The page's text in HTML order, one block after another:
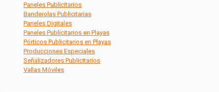
Paneles Publicitarios
Banderolas Publicitarias
Paneles Digitales
Paneles Publicitarios en Playas
Pórticos Publicitarios en Playas
Producciones Especiales
Señalizadores Publicitarios
Vallas Móviles